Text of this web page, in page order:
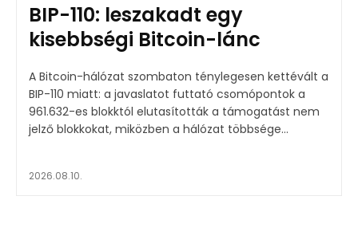
BIP-110: leszakadt egy
kisebbségi Bitcoin-lánc
A Bitcoin-hálózat szombaton ténylegesen kettévált a
BIP-110 miatt: a javaslatot futtató csomópontok a
961.632-es blokktól elutasították a támogatást nem
jelző blokkokat, miközben a hálózat többsége...
2026.08.10.